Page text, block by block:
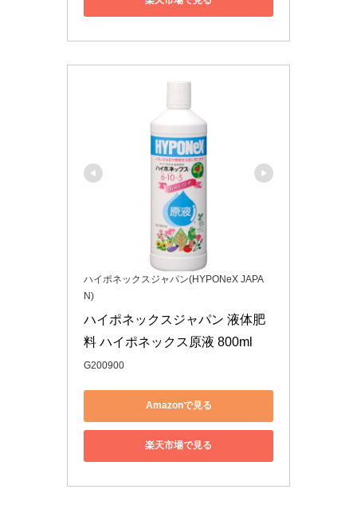
ハイポネックスジャパン(HYPONeX JAPA
N)
ハイポネックスジャパン 液体肥
料 ハイポネックス原液 800ml
G200900
Amazonで見る
楽天市場で見る